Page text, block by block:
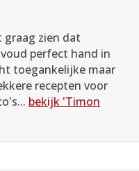
graag zien dat
perfect hand in
toegankelijke maar
recepten voor
bekijk 'Timon